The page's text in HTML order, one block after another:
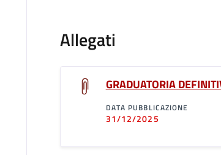
Allegati
GRADUATORIA
DATA PUBBLICAZIONE
31/12/2025